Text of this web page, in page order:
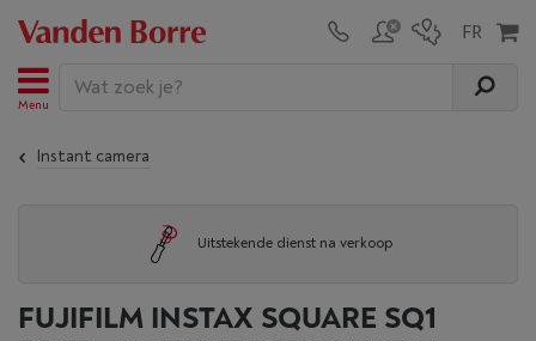
Menu
Instant camera
Uitstekende dienst na verkoop
FUJIFILM INSTAX SQUARE SQ1